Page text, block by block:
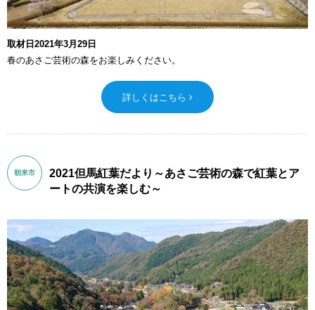
取材日2021年3月29日
春のあさご芸術の森をお楽しみください。
詳しくはこちら
朝来市
2021但馬紅葉だより～あさご芸術の森で紅葉とア
ートの共演を楽しむ～